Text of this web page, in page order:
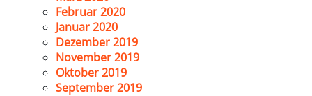
Februar 2020
Januar 2020
Dezember 2019
November 2019
Oktober 2019
September 2019